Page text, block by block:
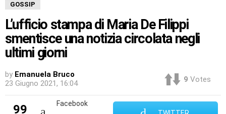
GOSSIP
L’ufficio stampa di Maria De Filippi
smentisce una notizia circolata negli
ultimi giorni
by Emanuela Bruco
23 Giugno 2021, 16:04
9 Votes
99
Facebook